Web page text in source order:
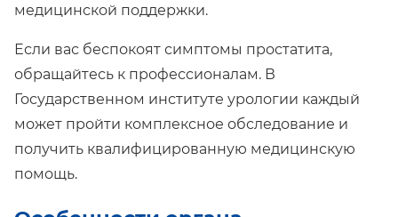
медицинской поддержки.
Если вас беспокоят симптомы простатита,
обращайтесь к профессионалам. В
Государственном институте урологии каждый
может пройти комплексное обследование и
получить квалифицированную медицинскую
помощь.